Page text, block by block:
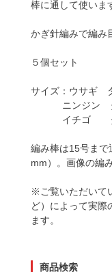
棒に通して使いま
かぎ針編みで編み
５個セット
サイズ：ウサギ
ニンジン タテ
イチゴ タテ
編み棒は15号まで
mm）。画像の編
※ご覧いただいて
ど）によって実際
ます。
商品検索